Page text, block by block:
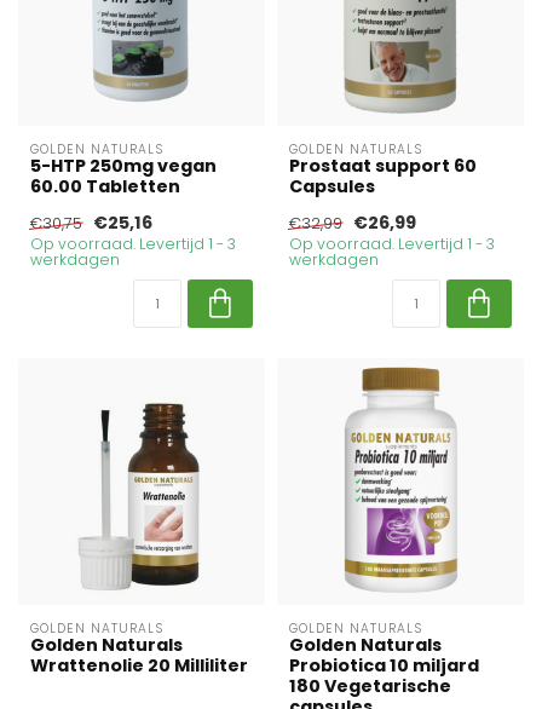
GOLDEN NATURALS
5-HTP 250mg vegan
60.00 Tabletten
€30,75 €25,16
Op voorraad. Levertijd 1 - 3
werkdagen
GOLDEN NATURALS
Prostaat support 60
Capsules
€32,99 €26,99
Op voorraad. Levertijd 1 - 3
werkdagen
GOLDEN NATURALS
Golden Naturals
Wrattenolie 20 Milliliter
GOLDEN NATURALS
Golden Naturals
Probiotica 10 miljard
180 Vegetarische